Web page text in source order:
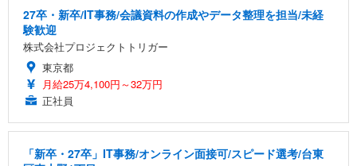
27卒・新卒/IT事務/会議資料の作成やデータ整理を担当/未経
験歓迎
株式会社プロジェクトトリガー
東京都
月給25万4,100円～32万円
正社員
「新卒・27卒」IT事務/オンライン面接可/スピード選考/台東